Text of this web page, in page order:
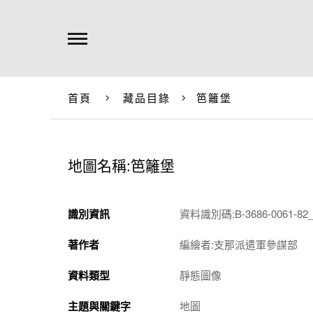
首頁 藏品目錄 笆籬堡
地圖名稱:笆籬堡
識別資訊 資料識別碼:B-3686-0061-
著作者 編繪者:支那派遣軍參謀部
資料類型 靜態圖像
主題與關鍵字 地圖